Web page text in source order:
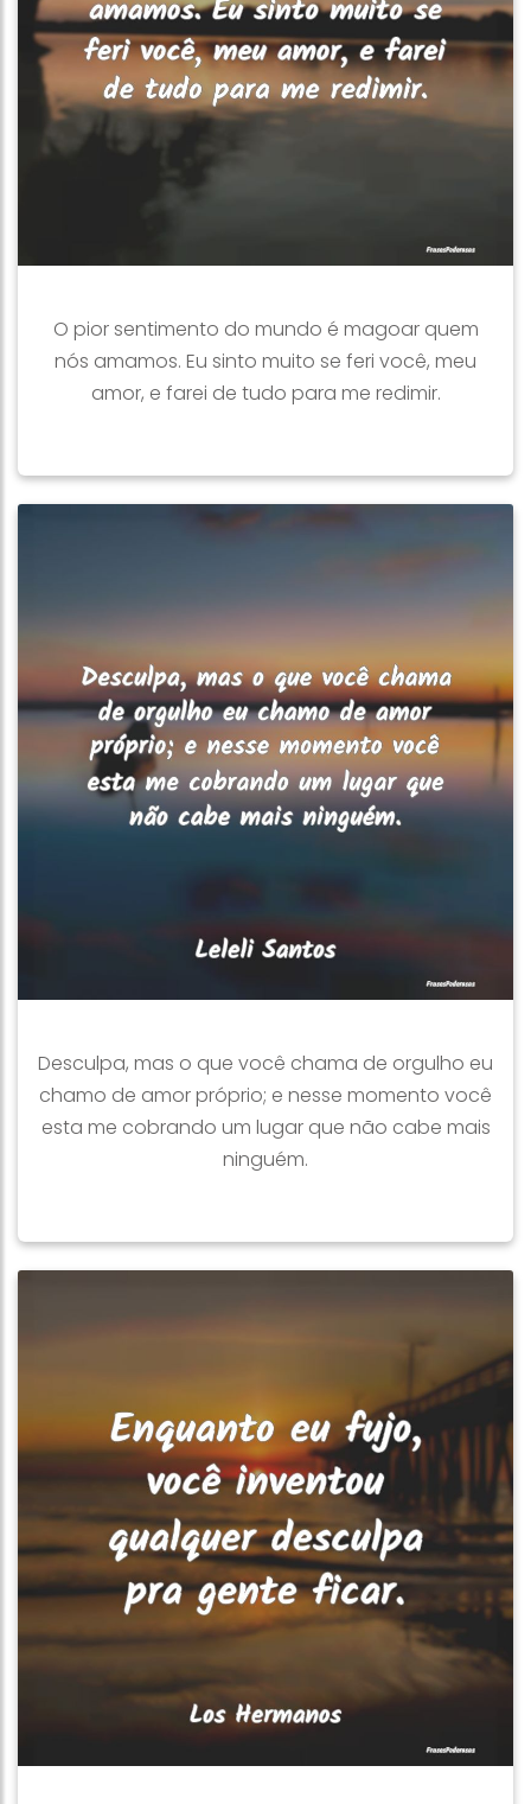
O pior sentimento do mundo é magoar quem
nós amamos. Eu sinto muito se feri você, meu
amor, e farei de tudo para me redimir.
Desculpa, mas o que você chama de orgulho eu
chamo de amor próprio; e nesse momento você
esta me cobrando um lugar que não cabe mais
ninguém.